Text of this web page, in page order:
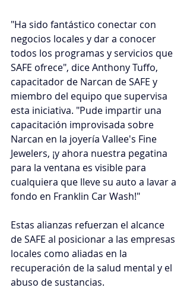
"Ha sido fantástico conectar con
negocios locales y dar a conocer
todos los programas y servicios que
SAFE ofrece", dice Anthony Tuffo,
capacitador de Narcan de SAFE y
miembro del equipo que supervisa
esta iniciativa. "Pude impartir una
capacitación improvisada sobre
Narcan en la joyería Vallee's Fine
Jewelers, ¡y ahora nuestra pegatina
para la ventana es visible para
cualquiera que lleve su auto a lavar a
fondo en Franklin Car Wash!"
Estas alianzas refuerzan el alcance
de SAFE al posicionar a las empresas
locales como aliadas en la
recuperación de la salud mental y el
abuso de sustancias.